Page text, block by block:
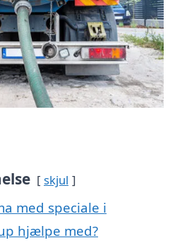
skjul
med speciale i
hjælpe med?